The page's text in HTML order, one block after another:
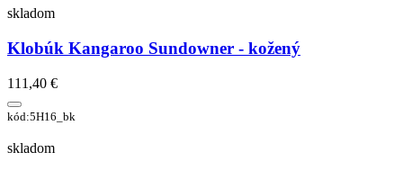
skladom
Klobúk Kangaroo Sundowner - kožený
111,40 €
kód:5H16_bk
skladom